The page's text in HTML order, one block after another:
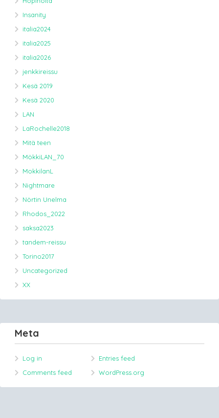
Insanity
italia2024
italia2025
italia2026
jenkkireissu
Kesä 2019
Kesä 2020
LAN
LaRochelle2018
Mitä teen
MökkiLAN_70
MokkilanL
Nightmare
Nörtin Unelma
Rhodos_2022
saksa2023
tandem-reissu
Torino2017
Uncategorized
XX
Meta
Log in
Entries feed
Comments feed
WordPress.org